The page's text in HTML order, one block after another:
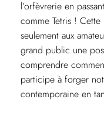
l’orfèvrerie en
comme Tetris !
seulement aux
grand public une
comprendre
participe à forger
contemporaine en